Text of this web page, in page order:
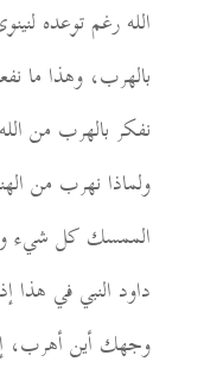
الله رغم توعده
بالهرب، وهذا ما
نفكر بالهرب من
ولماذا نهرب من
الممسك كل شيء
داود النبي في
وجهك أين أهرب،